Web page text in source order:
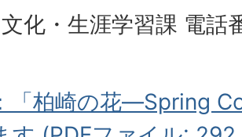
文化・生涯学習課 電
「柏崎の花―Spring